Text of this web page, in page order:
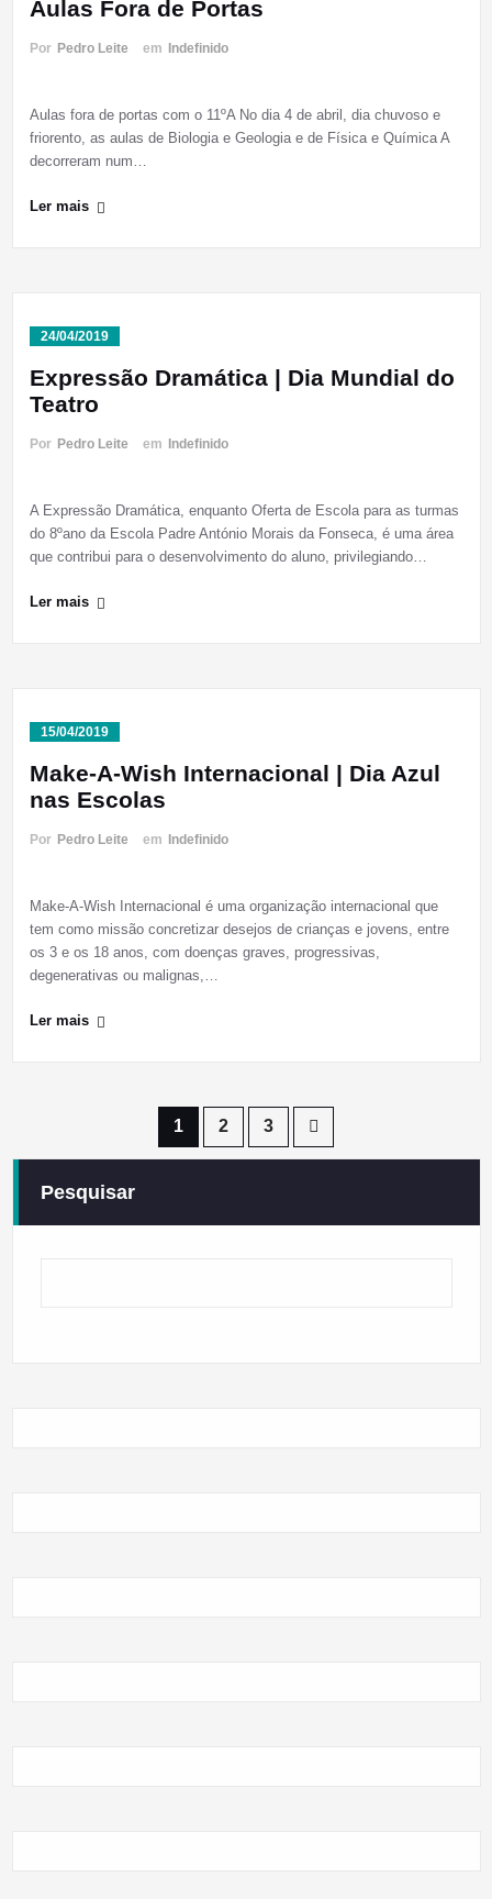
Aulas Fora de Portas
Por Pedro Leite em Indefinido
Aulas fora de portas com o 11ºA No dia 4 de abril, dia chuvoso e
friorento, as aulas de Biologia e Geologia e de Física e Química A
decorreram num…
Ler mais
24/04/2019
Expressão Dramática | Dia Mundial do
Teatro
Por Pedro Leite em Indefinido
A Expressão Dramática, enquanto Oferta de Escola para as turmas
do 8ºano da Escola Padre António Morais da Fonseca, é uma área
que contribui para o desenvolvimento do aluno, privilegiando…
Ler mais
15/04/2019
Make-A-Wish Internacional | Dia Azul
nas Escolas
Por Pedro Leite em Indefinido
Make-A-Wish Internacional é uma organização internacional que
tem como missão concretizar desejos de crianças e jovens, entre
os 3 e os 18 anos, com doenças graves, progressivas,
degenerativas ou malignas,…
Ler mais
conteúdos
1 2 3
Pesquisar